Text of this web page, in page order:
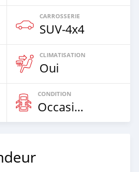
CARROSSERIE
SUV‒4x4
CLIMATISATION
Oui
CONDITION
Occasion